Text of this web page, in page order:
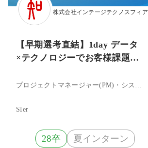
株式会社インテージテクノスフィア
【早期選考直結】1day データ
×テクノロジーでお客様課題の
プロジェクトマネージャー(PM)・システムエンジニア・ITコンサルタント・まだ決まっていない
SIer
28卒 夏インターン